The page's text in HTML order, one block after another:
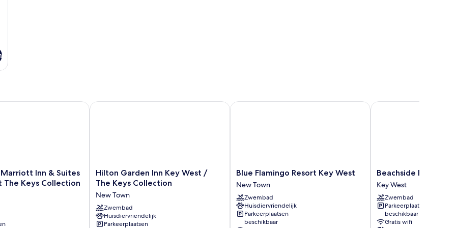
Inn & Suites
The Keys Collection
Inn & Suites Key West at The Keys Collection
Hilton
Garden
Key
West
/
Hilton Garden Inn Key West /
The Keys Collection
New Town
Zwembad
Huisdiervriendelijk
Parkeerplaatsen
Hilton Garden Inn Key West / The Keys Collection
Blue
Flamingo
Resort
Key
West
New
Blue Flamingo Resort Key West
New Town
Zwembad
Huisdiervriendelijk
Parkeerplaatsen
beschikbaar
Blue Flamingo Resort Key West
Beachside
Resort
&
Residences
Key
West
Beachside Resort &
Key West
Zwembad
Parkeerplaatsen
beschikbaar
Gratis wifi
Beachside Resort &